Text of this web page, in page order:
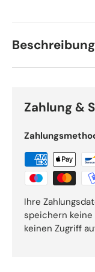
Beschreibung
Zahlung &
Ihre
speichern
keinen Zugriff